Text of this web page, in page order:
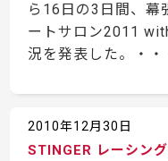
ら16日の3日間、幕
ートサロン2011
況を発表した。・・
2010年12月30日
STINGER レーシン